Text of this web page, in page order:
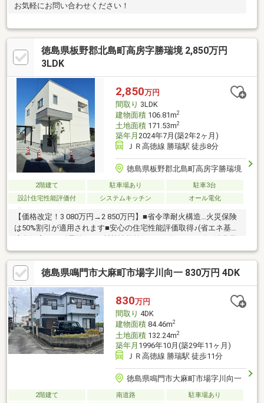
お気軽にお問い合わせください！
徳島県板野郡北島町高房字勝瑞境 2,850万円
3LDK
2,850万円
間取り 3LDK
建物面積106.81m2
土地面積171.53m2
築年月 2024年7月(築2年2ヶ月)
ＪＲ高徳線 勝瑞駅 徒歩8分
徳島県板野郡北島町高房字勝瑞境
2階建て 駐車場あり
駐車3台
設計住宅性能評価付
システムキッチン オール電化
【価格改定！3 080万円→2 850万円】■省令準耐火構造…火災保険
は50%割引が適用されます■安心の住宅性能評価取得♪(省エネ基準
等級6）・地震保険…最大50％割引・こどもエコ住まい支援事業補
助金対象■こだわりののキッチン設備♪：Panasonic製V-
style ・トリプルワイドIH・深型食器洗い乾燥機・人工大理石
カウンター等■「玄関→SIC→WIC→洗面所」動線で、「帰宅→着
替え→手洗い」がスムーズ♪■リビング畳コーナーは多目的に使え
てとても便利！■駐車３～４台可能※カーポート設置
徳島県鳴門市大麻町市場字川向一 830万円 4DK
830万円
間取り 4DK
建物面積84.46m2
土地面積132.24m2
築年月 1996年10月(築29年11ヶ月)
ＪＲ高徳線 勝瑞駅 徒歩11分
徳島県鳴門市大麻町市場字川向一
2階建て 南道路
駐車場あり